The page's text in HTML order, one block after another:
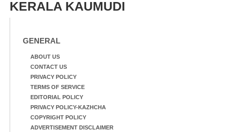
KERALA KAUMUDI
GENERAL
ABOUT US
CONTACT US
PRIVACY POLICY
TERMS OF SERVICE
EDITORIAL POLICY
PRIVACY POLICY-KAZHCHA
COPYRIGHT POLICY
ADVERTISEMENT DISCLAIMER